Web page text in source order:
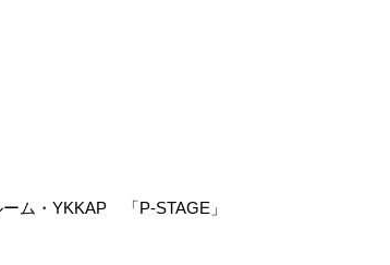
ム・YKKAP 「P-STAGE」